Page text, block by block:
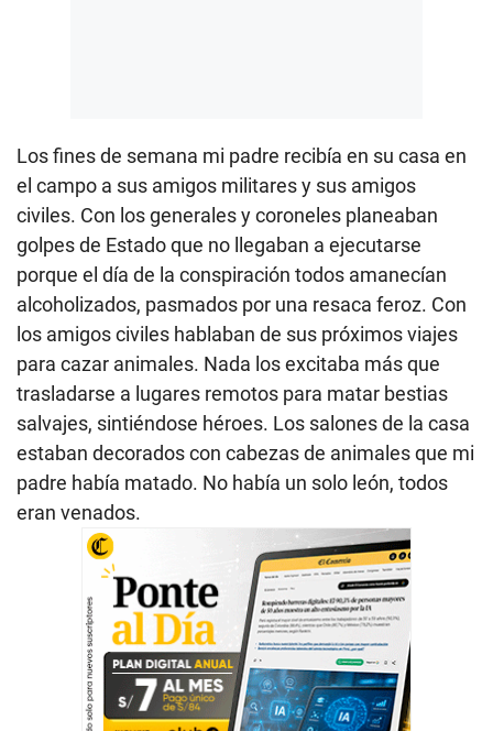
Los fines de semana mi padre recibía en su casa en
el campo a sus amigos militares y sus amigos
civiles. Con los generales y coroneles planeaban
golpes de Estado que no llegaban a ejecutarse
porque el día de la conspiración todos amanecían
alcoholizados, pasmados por una resaca feroz. Con
los amigos civiles hablaban de sus próximos viajes
para cazar animales. Nada los excitaba más que
trasladarse a lugares remotos para matar bestias
salvajes, sintiéndose héroes. Los salones de la casa
estaban decorados con cabezas de animales que mi
padre había matado. No había un solo león, todos
eran venados.